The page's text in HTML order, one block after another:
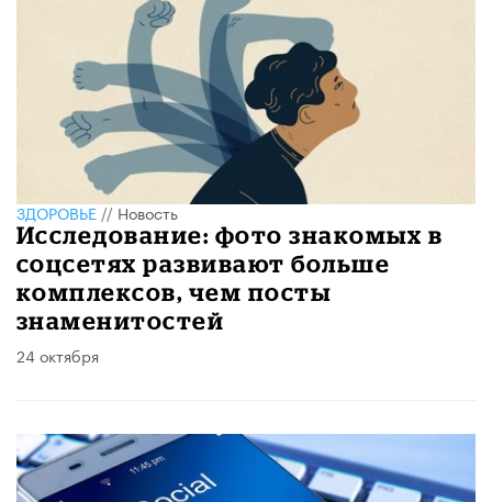
ЗДОРОВЬЕ//Новость
Исследование: фото знакомых в
соцсетях развивают больше
комплексов, чем посты
знаменитостей
24 октября